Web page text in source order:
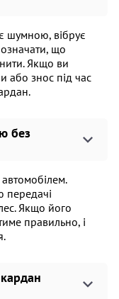
шумною, вібрує
що
Якщо ви
або знос під час
без
Якщо його
правильно, і